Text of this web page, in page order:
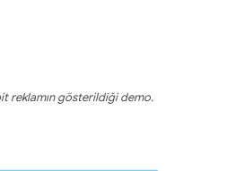
reklamın gösterildiği demo.